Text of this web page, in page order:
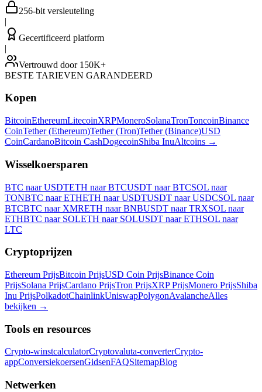
256-bit versleuteling
|
Gecertificeerd platform
|
Vertrouwd door 150K+
BESTE TARIEVEN GARANDEERD
Kopen
BitcoinEthereumLitecoinXRPMoneroSolanaTronToncoinBinance
CoinTether (Ethereum)Tether (Tron)Tether (Binance)USD
CoinCardanoBitcoin CashDogecoinShiba InuAltcoins →
Wisselkoersparen
BTC naar USDTETH naar BTCUSDT naar BTCSOL naar
TONBTC naar ETHETH naar USDTUSDT naar USDCSOL naar
BTCBTC naar XMRETH naar BNBUSDT naar TRXSOL naar
ETHBTC naar SOLETH naar SOLUSDT naar ETHSOL naar
LTC
Cryptoprijzen
Ethereum PrijsBitcoin PrijsUSD Coin PrijsBinance Coin
PrijsSolana PrijsCardano PrijsTron PrijsXRP PrijsMonero PrijsShiba
Inu PrijsPolkadotChainlinkUniswapPolygonAvalancheAlles
bekijken →
Tools en resources
Crypto-winstcalculatorCryptovaluta-converterCrypto-
appConversiekoersenGidsenFAQSitemapBlog
Netwerken